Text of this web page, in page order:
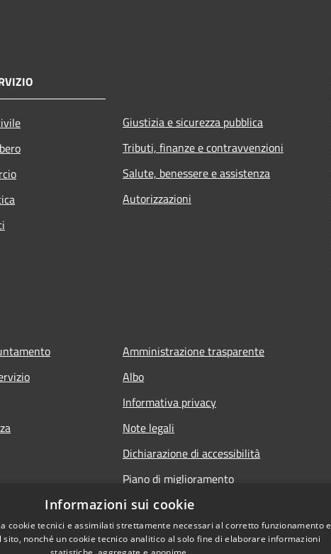
Giustizia e sicurezza pubblica
Tributi, finanze e contravvenzioni
Salute, benessere e assistenza
Autorizzazioni
Amministrazione trasparente
Albo
Informativa privacy
Note legali
Dichiarazione di accessibilità
Piano di miglioramento
Informazioni sui cookie
cookie tecnici e assimilati strettamente necessari al corretto funzionamento e
sito, nonché un cookie tecnico analitico al solo fine di elaborare informazioni